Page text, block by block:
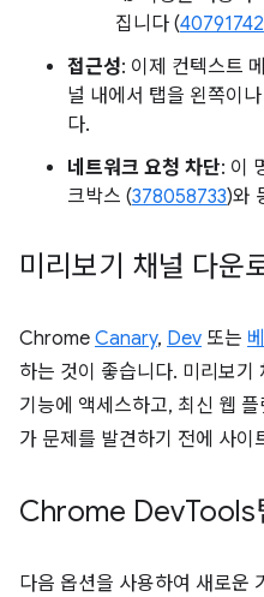
집니다 (40791742
접근성: 이제 컨텍스트
널 내에서 탭을 왼쪽이
다.
네트워크 요청 차단: 이
크박스 (378058733)와
미리보기 채널 다운
Chrome Canary, Dev 또는
하는 것이 좋습니다. 미리보
기능에 액세스하고, 최신 웹
가 문제를 발견하기 전에 사이
Chrome DevTools
다음 옵션을 사용하여 새로운